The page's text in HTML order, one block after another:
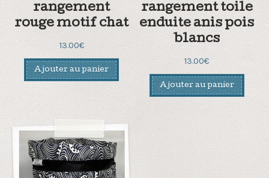
rangement
rouge motif chat
13.00€
Ajouter au panier
rangement toile
enduite anis pois
blancs
13.00€
Ajouter au panier